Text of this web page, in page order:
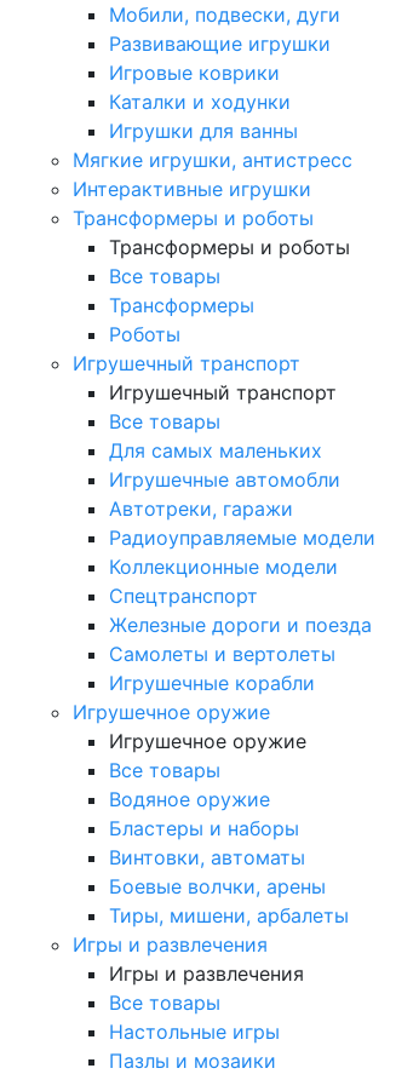
Мобили, подвески, дуги
Развивающие игрушки
Игровые коврики
Каталки и ходунки
Игрушки для ванны
Мягкие игрушки, антистресс
Интерактивные игрушки
Трансформеры и роботы
Трансформеры и роботы
Все товары
Трансформеры
Роботы
Игрушечный транспорт
Игрушечный транспорт
Все товары
Для самых маленьких
Игрушечные автомобли
Автотреки, гаражи
Радиоуправляемые модели
Коллекционные модели
Спецтранспорт
Железные дороги и поезда
Самолеты и вертолеты
Игрушечные корабли
Игрушечное оружие
Игрушечное оружие
Все товары
Водяное оружие
Бластеры и наборы
Винтовки, автоматы
Боевые волчки, арены
Тиры, мишени, арбалеты
Игры и развлечения
Игры и развлечения
Все товары
Настольные игры
Пазлы и мозаики